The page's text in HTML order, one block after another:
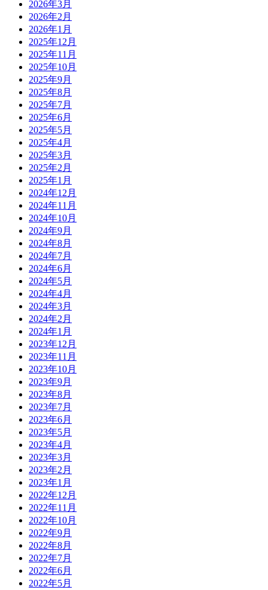
2026年3月
2026年2月
2026年1月
2025年12月
2025年11月
2025年10月
2025年9月
2025年8月
2025年7月
2025年6月
2025年5月
2025年4月
2025年3月
2025年2月
2025年1月
2024年12月
2024年11月
2024年10月
2024年9月
2024年8月
2024年7月
2024年6月
2024年5月
2024年4月
2024年3月
2024年2月
2024年1月
2023年12月
2023年11月
2023年10月
2023年9月
2023年8月
2023年7月
2023年6月
2023年5月
2023年4月
2023年3月
2023年2月
2023年1月
2022年12月
2022年11月
2022年10月
2022年9月
2022年8月
2022年7月
2022年6月
2022年5月